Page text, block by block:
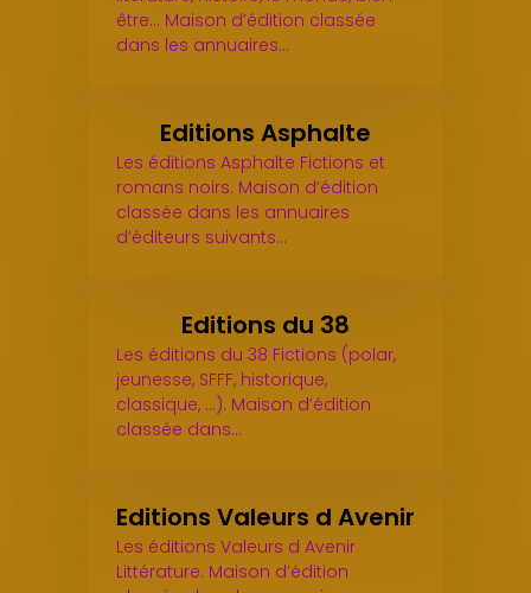
être... Maison d’édition classée
dans les annuaires…
Editions Asphalte
Les éditions Asphalte Fictions et
romans noirs. Maison d’édition
classée dans les annuaires
d’éditeurs suivants…
Editions du 38
Les éditions du 38 Fictions (polar,
jeunesse, SFFF, historique,
classique, ...). Maison d’édition
classée dans…
Editions Valeurs d Avenir
Les éditions Valeurs d Avenir
Littérature. Maison d’édition